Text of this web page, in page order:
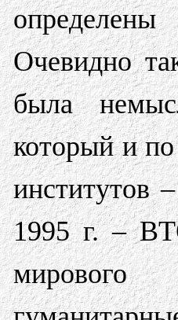
Очевидно
была
который и по
1995 г. –
мирового